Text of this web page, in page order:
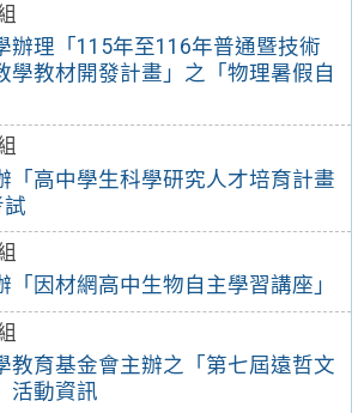
辦理「115年至116年普通暨技術
學教材開發計畫」之「物理暑假自
「高中學生科學研究人才培育計畫
「因材網高中生物自主學習講座」
教育基金會主辦之「第七屆遠哲文
活動資訊